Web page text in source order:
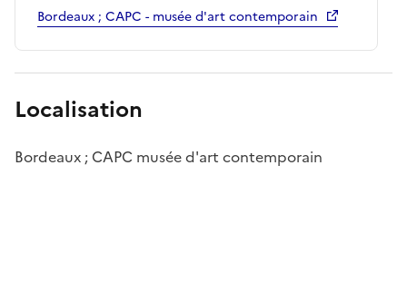
Bordeaux ; CAPC - musée d'art contemporain
Localisation
Bordeaux ; CAPC musée d'art contemporain